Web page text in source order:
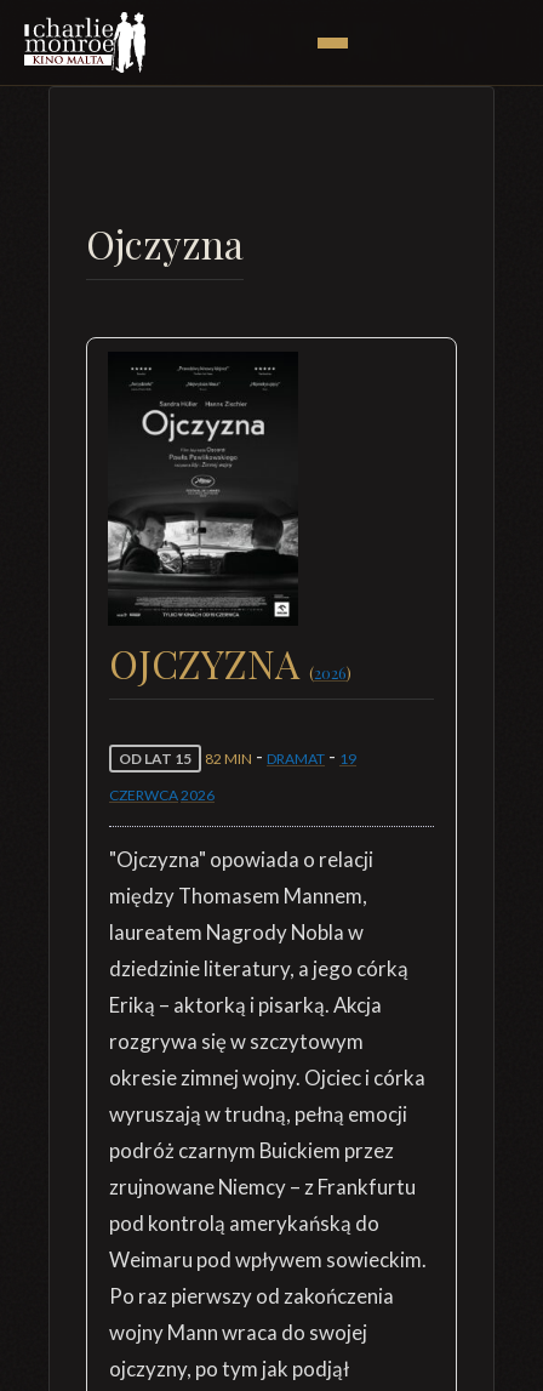
Ojczyzna
OJCZYZNA (2026)
OD LAT 15 82 MIN - DRAMAT - 19
CZERWCA2026
"Ojczyzna" opowiada o relacji
między Thomasem Mannem,
laureatem Nagrody Nobla w
dziedzinie literatury, a jego córką
Eriką – aktorką i pisarką. Akcja
rozgrywa się w szczytowym
okresie zimnej wojny. Ojciec i córka
wyruszają w trudną, pełną emocji
podróż czarnym Buickiem przez
zrujnowane Niemcy – z Frankfurtu
pod kontrolą amerykańską do
Weimaru pod wpływem sowieckim.
Po raz pierwszy od zakończenia
wojny Mann wraca do swojej
ojczyzny, po tym jak podjął